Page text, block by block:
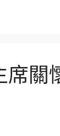
關